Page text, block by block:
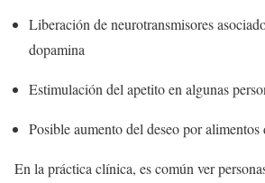
Liberación de neurotransmisores
dopamina
Estimulación del apetito en algunas
Posible aumento del deseo por alimentos
En la práctica clínica, es común ver